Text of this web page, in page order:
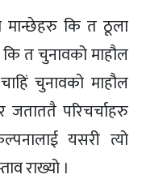
मान्छेहरु कि त ठूला
त चुनावको माहौल
चुनावको माहौल
परिचर्चाहरु
यसरी त्यो
राख्यो ।